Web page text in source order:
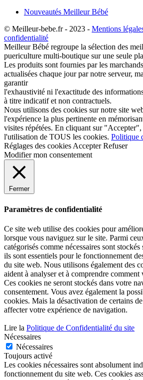
Nouveautés Meilleur Bébé
© Meilleur-bebe.fr - 2023 - Mentions
confidentialité
Meilleur Bébé regroupe la sélection des
puericulture multi-boutique sur une seule
Les produits sont fournies par les
actualisées chaque jour par notre serveur,
garantir
l'exhaustivité ni l'exactitude des
à titre indicatif et non contractuels.
Nous utilisons des cookies sur notre site
l'expérience la plus pertinente en
visites répétées. En cliquant sur "Accepter",
l'utilisation de TOUS les cookies. Politique
Réglages des cookies Accepter Refuser
Modifier mon consentement
Fermer
Paramètres de confidentialité
Ce site web utilise des cookies pour
lorsque vous naviguez sur le site. Parmi
catégorisés comme nécessaires sont
ils sont essentiels pour le fonctionnement
du site web. Nous utilisons également des
aident à analyser et à comprendre
Ces cookies ne seront stockés dans votre
consentement. Vous avez également la
cookies. Mais la désactivation de certains
affecter votre expérience de navigation.
Lire la Politique de Confidentialité du site
Nécessaires
Nécessaires
Toujours activé
Les cookies nécessaires sont absolument
fonctionnement du site web. Ces cookies